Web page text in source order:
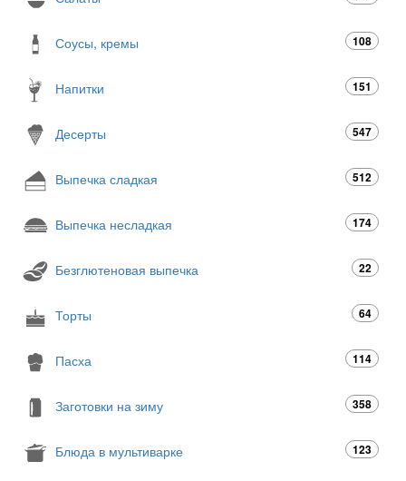
Соусы, кремы 108
Напитки 151
Десерты 547
Выпечка сладкая 512
Выпечка несладкая 174
Безглютеновая выпечка 22
Торты 64
Пасха 114
Заготовки на зиму 358
Блюда в мультиварке 123